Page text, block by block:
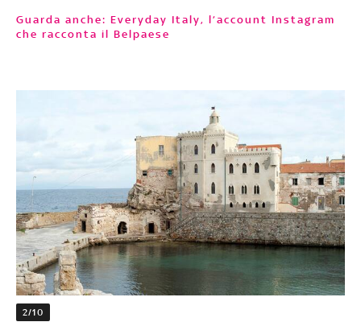
Guarda anche: Everyday Italy, l’account Instagram
che racconta il Belpaese
2/10